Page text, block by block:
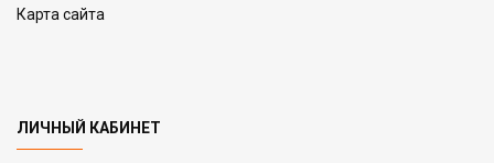
Карта сайта
ЛИЧНЫЙ КАБИНЕТ